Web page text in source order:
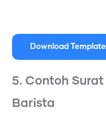
Download Template
5. Contoh
Barista